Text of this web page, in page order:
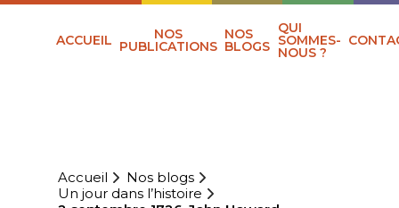
ACCUEIL NOS
PUBLICATIONS
NOS
BLOGS
QUI
SOMMES-
NOUS ?
Accueil
Nos blogs
Un jour dans l’histoire